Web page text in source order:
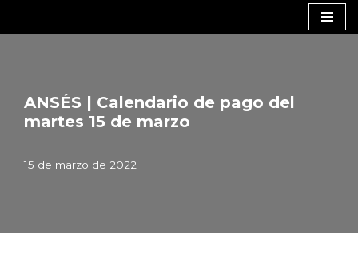
ANSÉS | Calendario de pago del
martes 15 de marzo
15 de marzo de 2022